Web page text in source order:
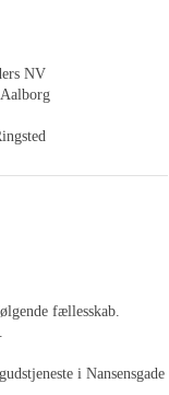
NV
fællesskab.
i Nansensgade